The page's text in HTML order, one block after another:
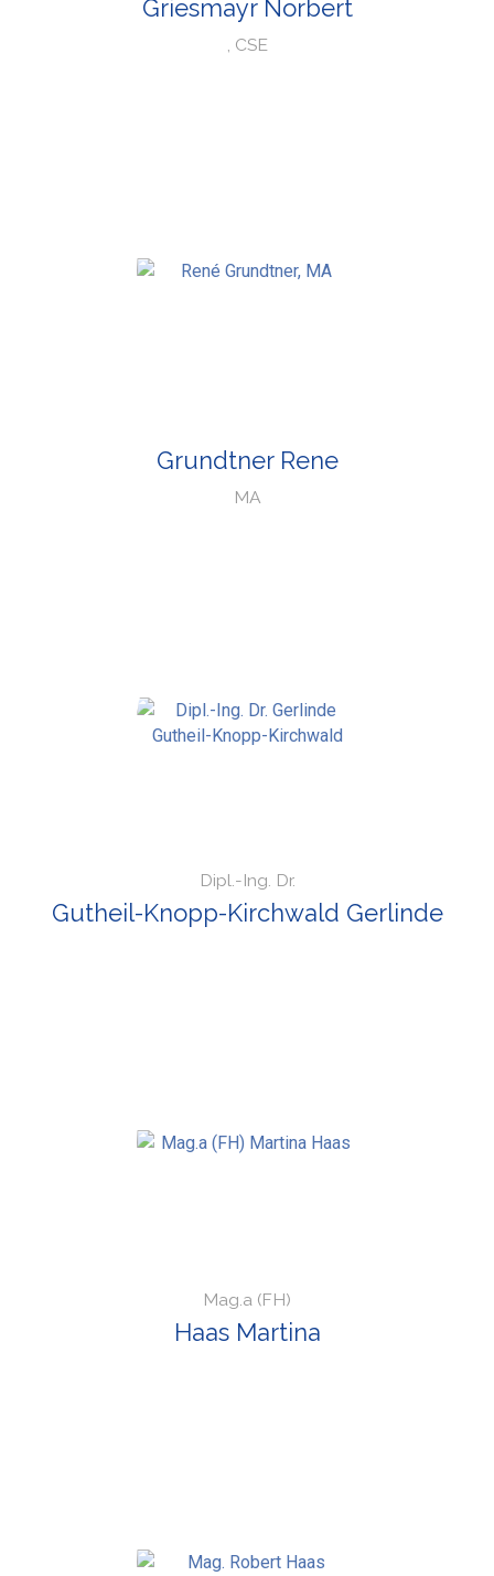
Griesmayr Norbert
, CSE
Grundtner Rene
MA
Dipl.-Ing. Dr.
Gutheil-Knopp-Kirchwald Gerlinde
Mag.a (FH)
Haas Martina